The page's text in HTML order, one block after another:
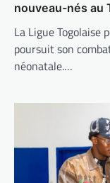
nouveau-nés au
La Ligue Togolaise
poursuit son
néonatale.…